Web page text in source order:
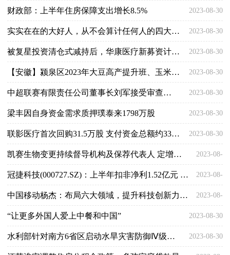
财政部：上半年住房保障支出增长8.5% 2023-08-30
实实在在的大好人，从不会算计任何人的四大星座 2023-08-30
被复星投资清仓式减持后，华康医疗新募资计划风险不小 2023-08-30
【安徽】颍泉区2023年大豆高产提升班、玉米高产提升班开班 2023-08-30
中超联赛有限责任公司董事长刘军接受审查调查 2023-08-30
梁丰因自身资金需求质押璞泰来1798万股 2023-08-30
联影医疗首次回购31.5万股 支付资金总额约3368万元 2023-08-30
凯赛生物变更持续督导机构及保荐代表人 定增事项尚需上交所审核 2023-08-
30
冠捷科技(000727.SZ)：上半年扣非净利1.52亿元 同比增长328.00% 2023-08-
30
中国移动杨杰：布局六大领域，提升科技创新力、产业控制力、安全支撑力 2023-08-
30
“让更多外国人爱上中餐和中国” 2023-08-30
水利部针对南方6省区启动水旱灾害防御Ⅳ级应急响应 2023-08-30